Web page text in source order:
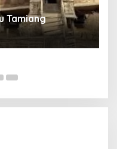
Tamiang